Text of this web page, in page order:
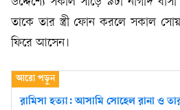
তাকে তার স্ত্রী ফোন করলে সকাল
ফিরে আসেন।
রামিসা হত্যা: আসামি সোহেল রানা ও তার